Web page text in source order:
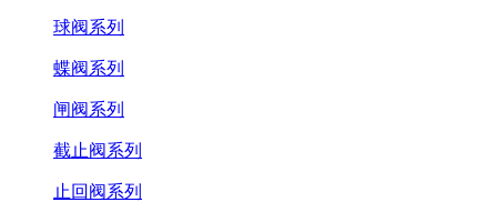
球阀系列
蝶阀系列
闸阀系列
截止阀系列
止回阀系列